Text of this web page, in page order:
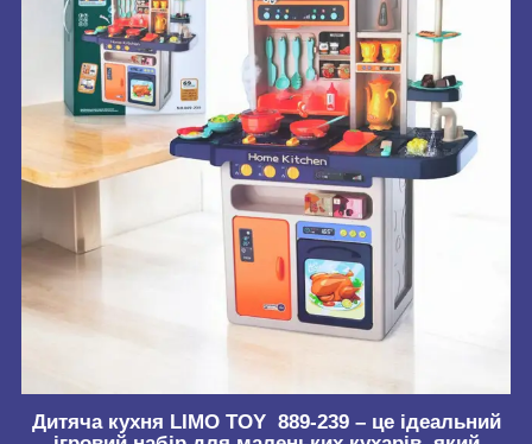
Дитяча кухня LIMO TOY 889-239 – це ідеальний